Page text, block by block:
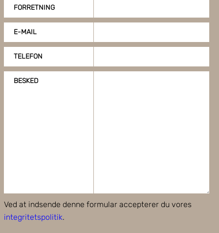
FORRETNING
E-MAIL
TELEFON
BESKED
Ved at indsende denne formular accepterer du vores
integritetspolitik.